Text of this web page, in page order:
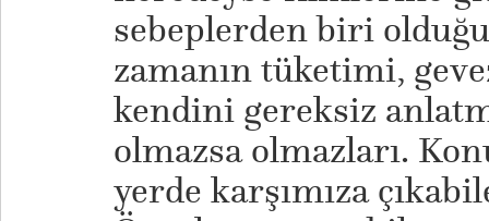
sebeplerden biri
zamanın tüketimi,
kendini gereksiz
olmazsa olmazları.
yerde karşımıza